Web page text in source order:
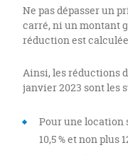
Ne pas dépasser un
carré, ni un montant
réduction est calculée
Ainsi, les réductions
janvier 2023 sont les
Pour une location
10,5 % et non plus